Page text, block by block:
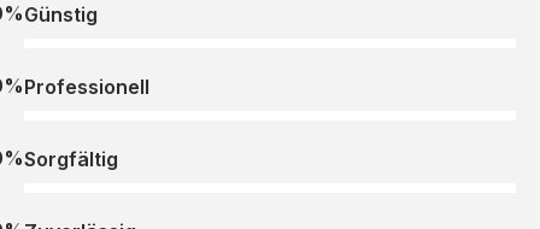
Günstig
Professionell
Sorgfältig